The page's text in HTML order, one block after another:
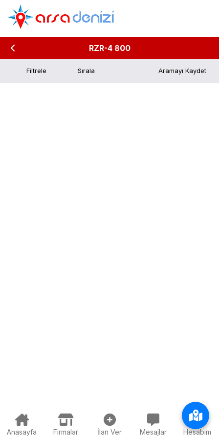
RZR-4 800
Filtrele Aramayı Kaydet
Anasayfa Firmalar İlan Ver Mesajlar Hesabım